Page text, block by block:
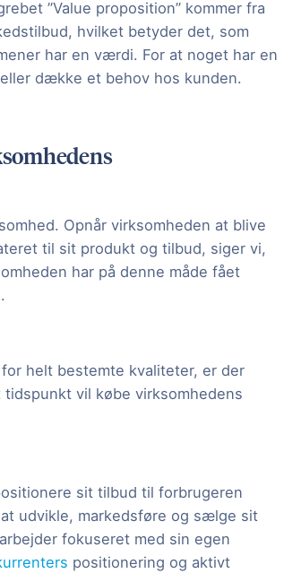
”Value proposition” kommer fra
hvilket betyder det, som
har en værdi. For at noget har en
dække et behov hos kunden.
Opnår virksomheden at blive
til sit produkt og tilbud, siger vi,
har på denne måde fået
helt bestemte kvaliteter, er der
vil købe virksomhedens
sit tilbud til forbrugeren
udvikle, markedsføre og sælge sit
fokuseret med sin egen
positionering og aktivt